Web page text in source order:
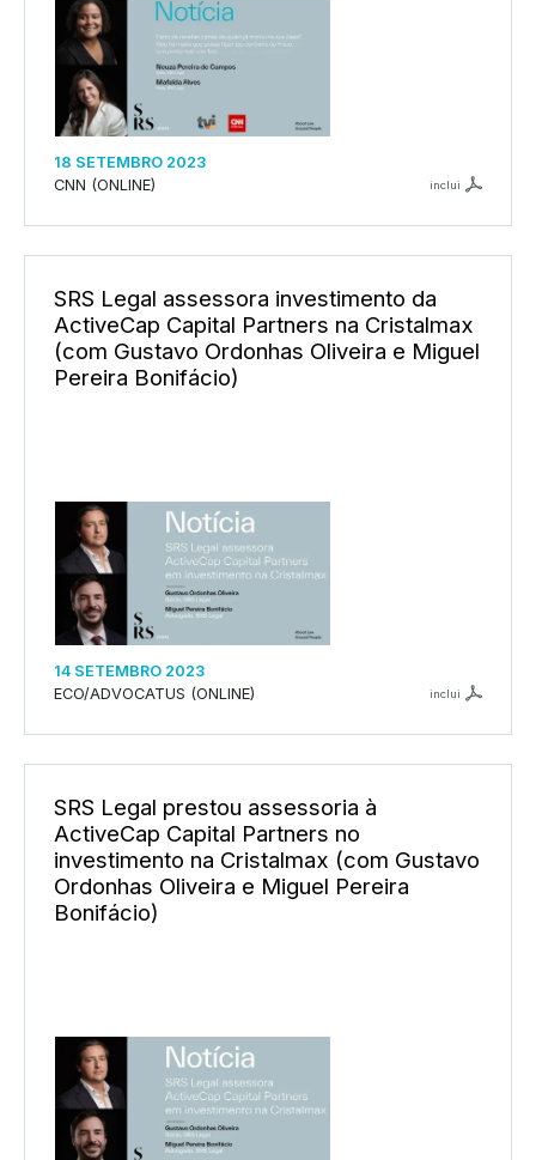
18 SETEMBRO 2023
CNN (ONLINE)
inclui
SRS Legal assessora investimento da
ActiveCap Capital Partners na Cristalmax
(com Gustavo Ordonhas Oliveira e Miguel
Pereira Bonifácio)
14 SETEMBRO 2023
ECO/ADVOCATUS (ONLINE)
inclui
SRS Legal prestou assessoria à
ActiveCap Capital Partners no
investimento na Cristalmax (com Gustavo
Ordonhas Oliveira e Miguel Pereira
Bonifácio)